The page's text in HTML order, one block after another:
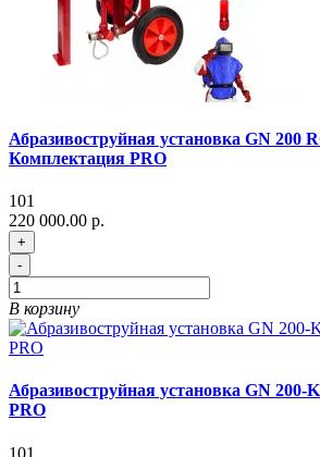
Абразивоструйная установка GN 200
Комплектация PRO
101
220 000.00 р.
+
-
В корзину
Абразивоструйная установка GN
PRO
101